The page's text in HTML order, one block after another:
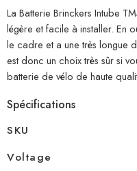
La Batterie Brinckers Intube
légère et facile à installer. En
le cadre et a une très longue
est donc un choix très sûr si
batterie de vélo de haute
Spécifications
SKU
Voltage